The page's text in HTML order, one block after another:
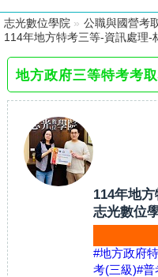
志光數位學院 » 公職與國營考
114年地方特考三等-資訊處理-
地方政府三等特考考
114年地
志光數位
#地方政府
考(三級)#普